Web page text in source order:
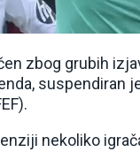
zbog grubih
suspendiran
nekoliko